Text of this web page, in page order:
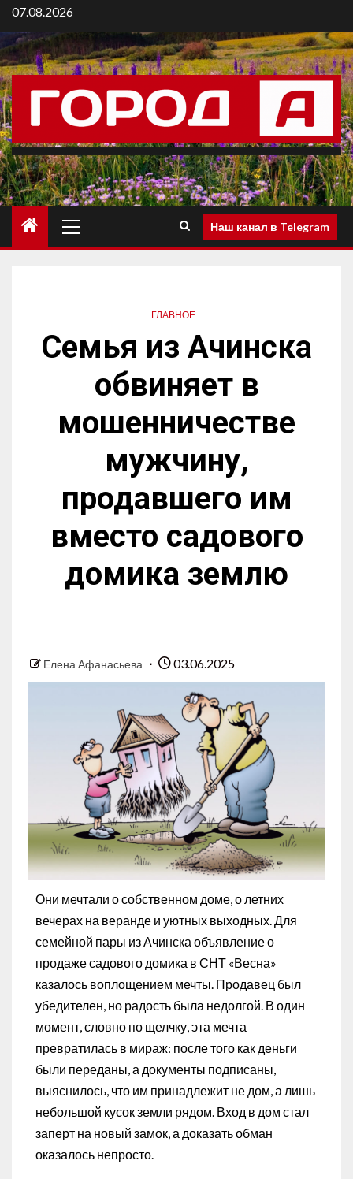
07.08.2026
Наш канал в Telegram
ГЛАВНОЕ
Семья из Ачинска
обвиняет в
мошенничестве
мужчину,
продавшего им
вместо садового
домика землю
Елена Афанасьева 03.06.2025
Они мечтали о собственном доме, о летних
вечерах на веранде и уютных выходных. Для
семейной пары из Ачинска объявление о
продаже садового домика в СНТ «Весна»
казалось воплощением мечты. Продавец был
убедителен, но радость была недолгой. В один
момент, словно по щелчку, эта мечта
превратилась в мираж: после того как деньги
были переданы, а документы подписаны,
выяснилось, что им принадлежит не дом, а лишь
небольшой кусок земли рядом. Вход в дом стал
заперт на новый замок, а доказать обман
оказалось непросто.